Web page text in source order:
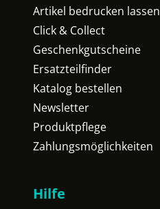
Artikel bedrucken lassen
Click & Collect
Geschenkgutscheine
Ersatzteilfinder
Katalog bestellen
Newsletter
Produktpflege
Zahlungsmöglichkeiten
Hilfe